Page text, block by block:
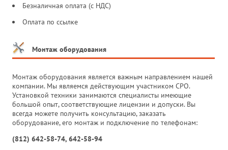
Безналичная оплата (с НДС)
Оплата по ссылке
Монтаж оборудования
Монтаж оборудования является важным направлением нашей
компании. Мы являемся действующим участником СРО.
Установкой техники занимаются специалисты имеющие
большой опыт, соответствующие лицензии и допуски. Вы
всегда можете получить консультацию, заказать
оборудование, его монтаж и подключение по телефонам:
(812) 642-58-74, 642-58-94